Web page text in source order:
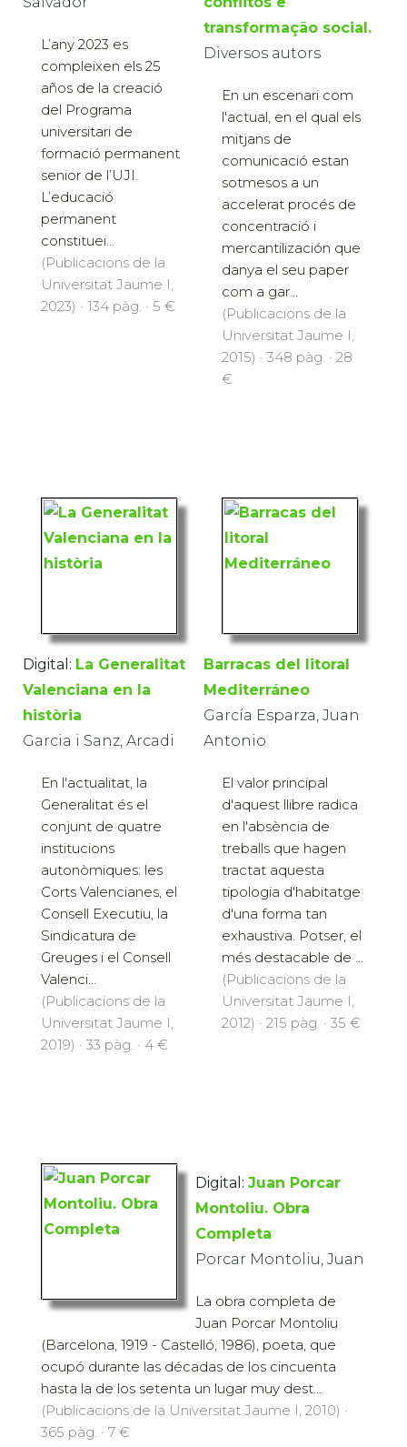
L’any 2023 es
compleixen els 25
años de la creació
del Programa
universitari de
formació permanent
senior de l’UJI.
L’educació
permanent
constituei...
(Publicacions de la
Universitat Jaume I,
2023) · 134 pàg. · 5 €
transformação social.
Diversos autors
En un escenari com
l'actual, en el qual els
mitjans de
comunicació estan
sotmesos a un
accelerat procés de
concentració i
mercantilización que
danya el seu paper
com a gar...
(Publicacions de la
Universitat Jaume I,
2015) · 348 pàg. · 28
€
Digital: La Generalitat
Valenciana en la
història
Garcia i Sanz, Arcadi
En l'actualitat, la
Generalitat és el
conjunt de quatre
institucions
autonòmiques: les
Corts Valencianes, el
Consell Executiu, la
Sindicatura de
Greuges i el Consell
Valenci...
(Publicacions de la
Universitat Jaume I,
2019) · 33 pàg. · 4 €
Barracas del litoral
Mediterráneo
García Esparza, Juan
Antonio
El valor principal
d'aquest llibre radica
en l'absència de
treballs que hagen
tractat aquesta
tipologia d'habitatge
d'una forma tan
exhaustiva. Potser, el
més destacable de ...
(Publicacions de la
Universitat Jaume I,
2012) · 215 pàg. · 35 €
Digital: Juan Porcar
Montoliu. Obra
Completa
Porcar Montoliu, Juan
La obra completa de
Juan Porcar Montoliu
(Barcelona, 1919 - Castelló, 1986), poeta, que
ocupó durante las décadas de los cincuenta
hasta la de los setenta un lugar muy dest...
(Publicacions de la Universitat Jaume I, 2010) ·
365 pàg. · 7 €